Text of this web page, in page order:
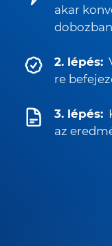
akar
2. lépés:
re
3. lépés:
az